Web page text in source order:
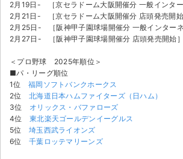
2月19日- ［京セラドーム大阪開催分 一般インター
2月21日- ［京セラドーム大阪開催分 店頭発売開始
2月25日- ［阪神甲子園球場開催分 一般インターネ
2月27日- ［阪神甲子園球場開催分 店頭発売開始］
＜プロ野球 2025年順位＞
■パ・リーグ順位
1位 福岡ソフトバンクホークス
2位 北海道日本ハムファイターズ（日ハム）
3位 オリックス・バファローズ
4位 東北楽天ゴールデンイーグルス
5位 埼玉西武ライオンズ
6位 千葉ロッテマリーンズ